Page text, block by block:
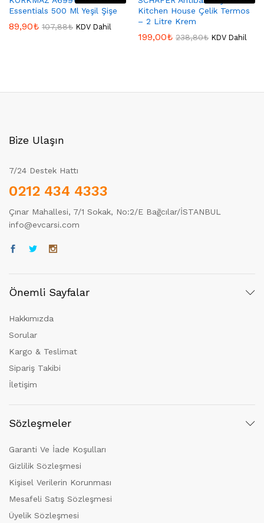
Essentials 500 Ml Yeşil Şişe
89,90₺ 107,88₺ KDV Dahil
Kitchen House Çelik Termos
– 2 Litre Krem
199,00₺ 238,80₺ KDV Dahil
Bize Ulaşın
7/24 Destek Hattı
0212 434 4333
Çınar Mahallesi, 7/1 Sokak, No:2/E Bağcılar/İSTANBUL
info@evcarsi.com
Önemli Sayfalar
Hakkımızda
Sorular
Kargo & Teslimat
Sipariş Takibi
İletişim
Sözleşmeler
Garanti Ve İade Koşulları
Gizlilik Sözleşmesi
Kişisel Verilerin Korunması
Mesafeli Satış Sözleşmesi
Üyelik Sözleşmesi